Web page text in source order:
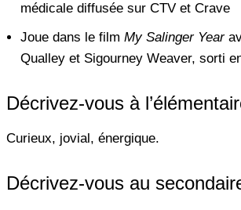
médicale diffusée sur CTV et Crave
Joue dans le film My Salinger Year
Qualley et Sigourney Weaver, sorti
Décrivez-vous à
Curieux, jovial, énergique.
Décrivez-vous au